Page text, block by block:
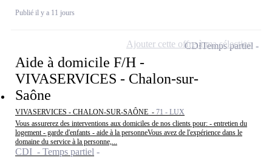
Publié il y a 11 jours
Aide à domicile F/H -
VIVASERVICES - Chalon-sur-
Saône
VIVASERVICES - CHALON-SUR-SAÔNE - 71 - LUX
Vous assurerez des interventions aux domiciles de nos clients pour: - entretien du
logement - garde d'enfants - aide à la personneVous avez de l'expérience dans le
domaine du service à la personne,...
CDI - Temps partiel
CDITemps partiel
Ajouter cette offre à ma sélection